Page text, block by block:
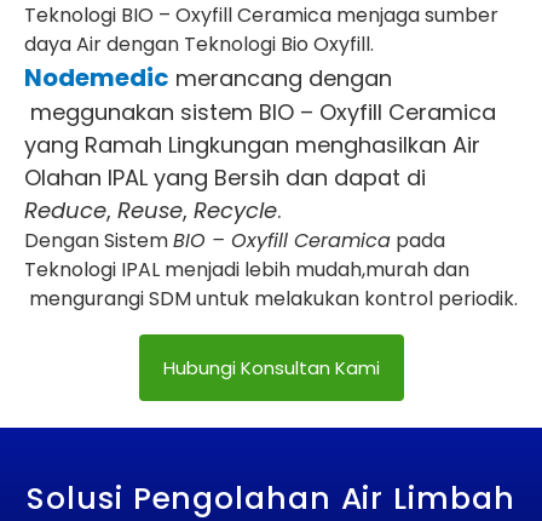
Teknologi BIO – Oxyfill Ceramica menjaga sumber
daya Air dengan Teknologi Bio Oxyfill.
Nodemedic merancang dengan
meggunakan sistem BIO – Oxyfill Ceramica
yang Ramah Lingkungan menghasilkan Air
Olahan IPAL yang Bersih dan dapat di
Reduce, Reuse, Recycle.
Dengan SistemBIO – Oxyfill Ceramica pada
Teknologi IPAL menjadi lebih mudah,murah dan
mengurangi SDM untuk melakukan kontrol periodik.
Hubungi Konsultan Kami
Solusi Pengolahan Air Limbah